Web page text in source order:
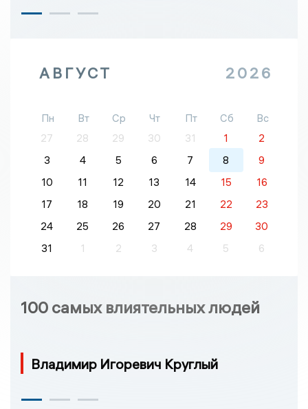
АВГУСТ 2026
Пн Вт Ср Чт Пт Сб
Вс
27
28 29 30 31 1
2
3
4 5 6 7 8
9
10
11 12 13 14 15
16
17
18 19 20 21 22
23
24
25 26 27 28 29
30
31
1 2 3 4 5 6
100 самых влиятельных людей
Владимир Игоревич Круглый